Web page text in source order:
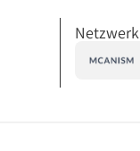
Netzwerk